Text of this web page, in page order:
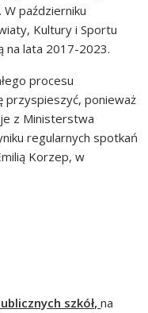
październiku
Kultury i Sportu
na lata 2017-2023.
procesu
przyspieszyć, ponieważ
z Ministerstwa
regularnych spotkań
Korzep, w
szkół,na